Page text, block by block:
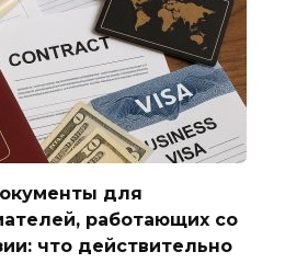
для
работающих со
что действительно